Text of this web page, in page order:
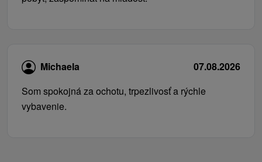
Michaela
07.08.2026
Som spokojná za ochotu, trpezlivosť a rýchle
vybavenie.